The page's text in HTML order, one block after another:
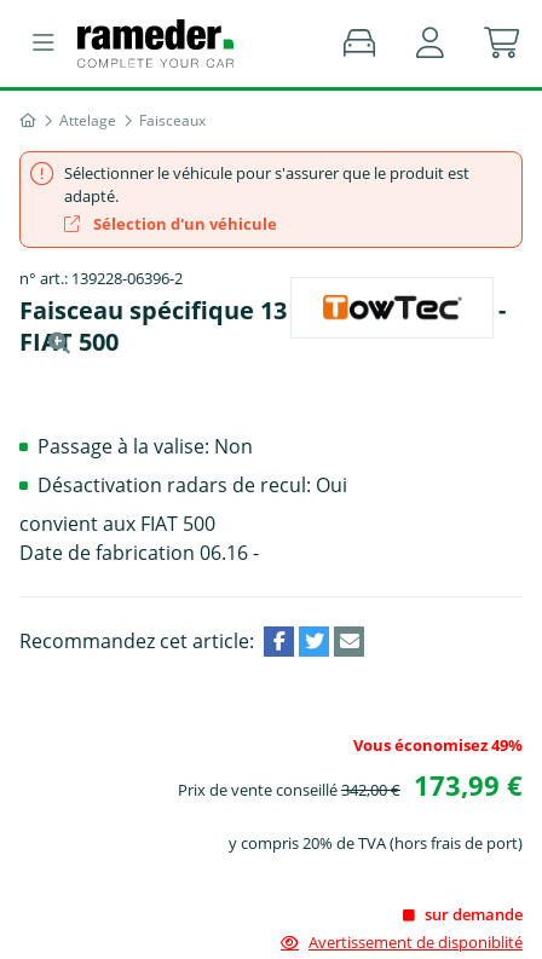
Attelage Faisceaux
Sélectionner le véhicule pour s'assurer que le produit est
adapté.
Sélection d'un véhicule
n° art.: 139228-06396-2
Faisceau spécifique 13 broches, TowTec -
FIAT 500
Passage à la valise: Non
Désactivation radars de recul: Oui
convient aux FIAT 500
Date de fabrication 06.16 -
Recommandez cet article:
Vous économisez 49%
Prix de vente conseillé342,00 € 173,99 €
y compris 20% de TVA (hors frais de port)
sur demande
Avertissement de disponiblité